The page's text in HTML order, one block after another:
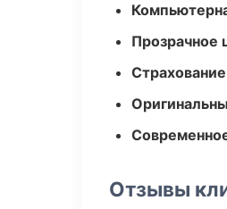
Прозрачное
Отзывы